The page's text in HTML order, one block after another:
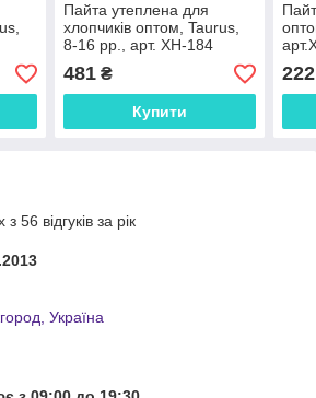
Пайта утеплена для
хлопчиків оптом, Taurus,
8-16 рр., арт. XH-184
481₴
Купити
222
56 відгуків за рік
Україна